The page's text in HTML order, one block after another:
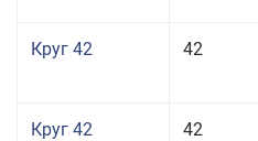
Круг 42 42
Круг 42 42